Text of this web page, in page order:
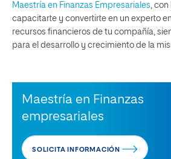
Maestría en Finanzas Empresariales ,
capacitarte y convertirte en un experto
recursos financieros de tu compañía,
para el desarrollo y crecimiento de la
Maestría en Finanzas
empresariales
SOLICITA INFORMACIÓN